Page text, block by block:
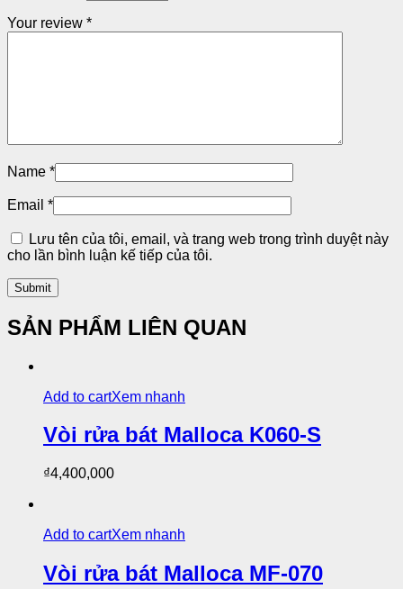
Your review *
Name *
Email *
Lưu tên của tôi, email, và trang web trong trình duyệt này
cho lần bình luận kế tiếp của tôi.
SẢN PHẨM LIÊN QUAN
Add to cartXem nhanh
Vòi rửa bát Malloca K060-S
₫4,400,000
Add to cartXem nhanh
Vòi rửa bát Malloca MF-070